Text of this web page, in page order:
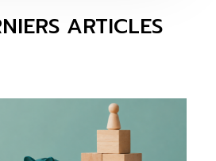
ARTICLES